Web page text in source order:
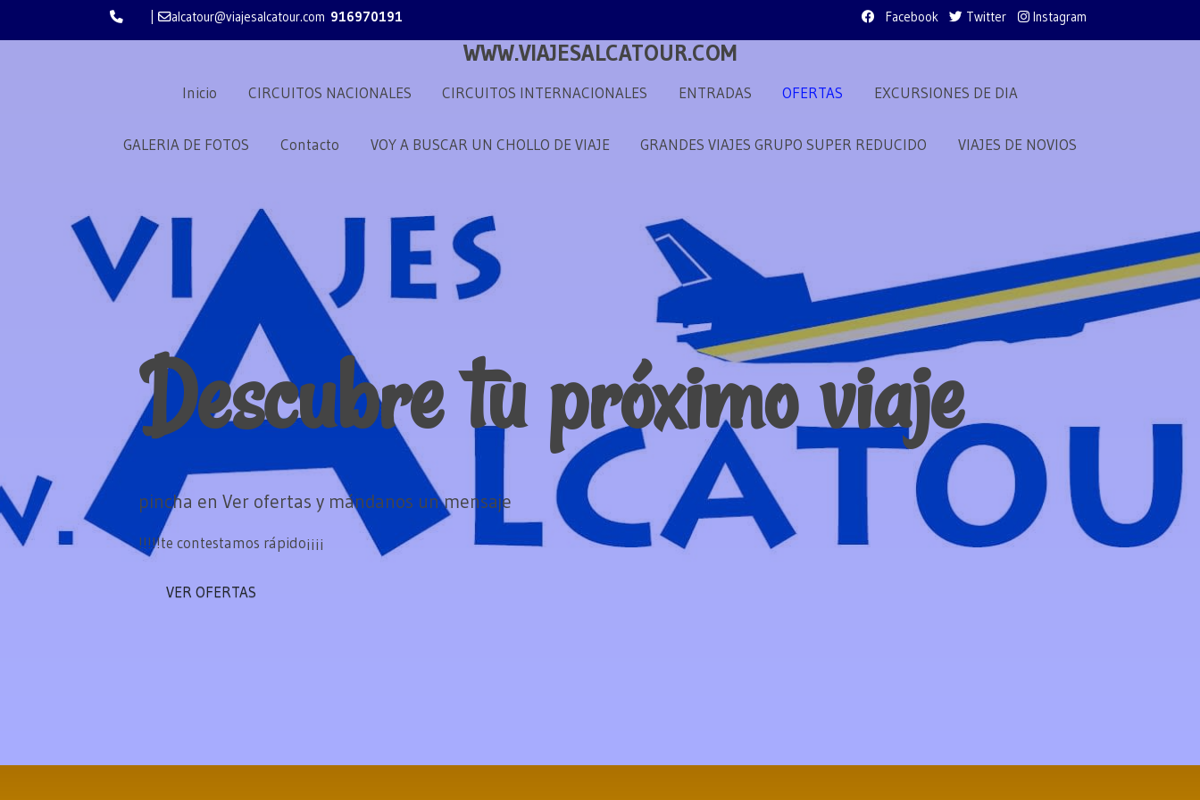
| alcatour@viajesalcatour.com 916970191 Facebook Twitter Instagram
WWW.VIAJESALCATOUR.COM
Inicio CIRCUITOS NACIONALES CIRCUITOS INTERNACIONALES ENTRADAS OFERTAS EXCURSIONES DE DIA
GALERIA DE FOTOS Contacto VOY A BUSCAR UN CHOLLO DE VIAJE GRANDES VIAJES GRUPO SUPER REDUCIDO VIAJES DE NOVIOS
Descubre tu próximo viaje
pincha en Ver ofertas y mándanos un mensaje
!!!!!te contestamos rápido¡¡¡¡
VER OFERTAS